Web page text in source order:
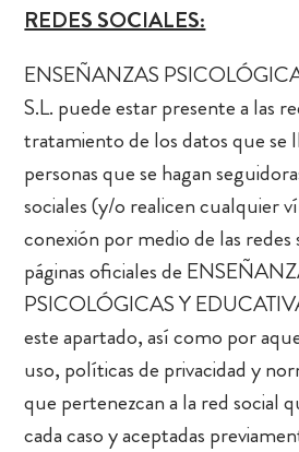
REDES SOCIALES:
ENSEÑANZAS
S.L. puede estar presente a las
tratamiento de los datos que se
personas que se hagan
sociales (y/o realicen cualquier
conexión por medio de las redes
páginas oficiales de
PSICOLÓGICAS Y
este apartado, así como por
uso, políticas de privacidad y
que pertenezcan a la red social
cada caso y aceptadas